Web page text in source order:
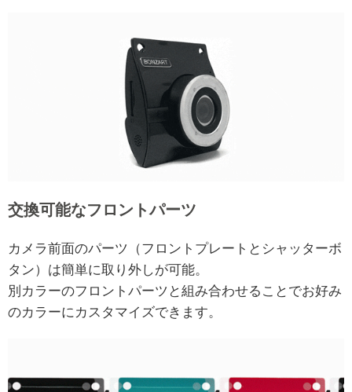
交換可能なフロントパーツ
カメラ前面のパーツ（フロントプレートとシャッターボ
タン）は簡単に取り外しが可能。
別カラーのフロントパーツと組み合わせることでお好み
のカラーにカスタマイズできます。